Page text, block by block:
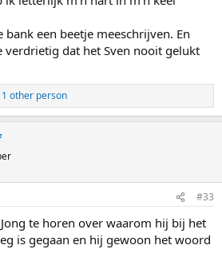
een beetje meeschrijven. En
verdrietig dat het Sven nooit gelukt
other person
#33
te horen over waarom hij bij het
is gegaan en hij gewoon het woord